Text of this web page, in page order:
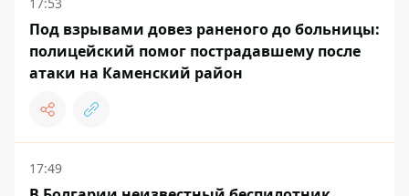
Под взрывами довез раненого до больницы:
полицейский помог пострадавшему после
атаки на Каменский район
17:49